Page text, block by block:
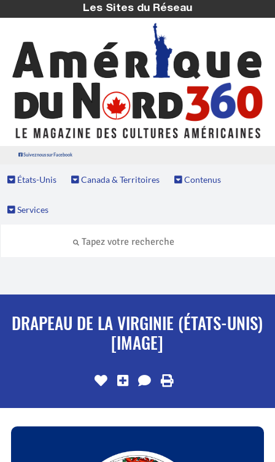
Les Sites du Réseau
Suivez nous sur Facebook
États-Unis Canada & Territoires Contenus
Services
DRAPEAU DE LA VIRGINIE (ÉTATS-UNIS)
[IMAGE]